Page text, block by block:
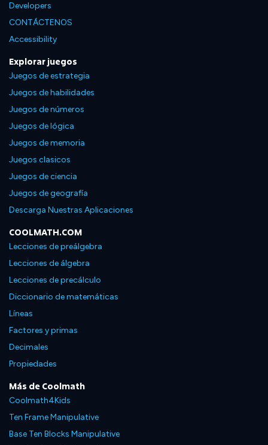
Developers
CONTÁCTENOS
Accessibility
Explorar juegos
Juegos de estrategia
Juegos de habilidades
Juegos de números
Juegos de lógica
Juegos de memoria
Juegos clasicos
Juegos de ciencia
Juegos de geografía
Descarga Nuestras Aplicaciones
COOLMATH.COM
Lecciones de preálgebra
Lecciones de álgebra
Lecciones de precálculo
Diccionario de matemáticas
Líneas
Factores y primas
Decimales
Propiedades
Más de Coolmath
Coolmath4Kids
Ten Frame Manipulative
Base Ten Blocks Manipulative